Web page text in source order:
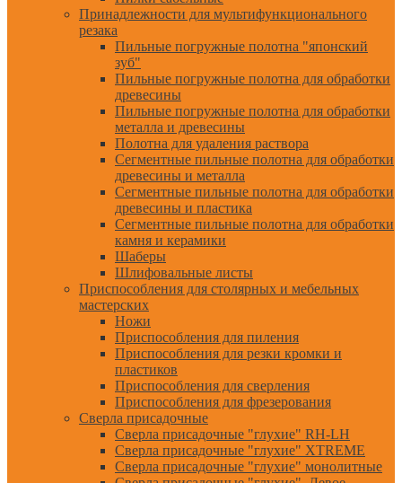
Принадлежности для мультифункционального
резака
Пильные погружные полотна "японский
зуб"
Пильные погружные полотна для обработки
древесины
Пильные погружные полотна для обработки
металла и древесины
Полотна для удаления раствора
Сегментные пильные полотна для обработки
древесины и металла
Сегментные пильные полотна для обработки
древесины и пластика
Сегментные пильные полотна для обработки
камня и керамики
Шаберы
Шлифовальные листы
Приспособления для столярных и мебельных
мастерских
Ножи
Приспособления для пиления
Приспособления для резки кромки и
пластиков
Приспособления для сверления
Приспособления для фрезерования
Сверла присадочные
Сверла присадочные "глухие" RH-LH
Сверла присадочные "глухие" XTREME
Сверла присадочные "глухие" монолитные